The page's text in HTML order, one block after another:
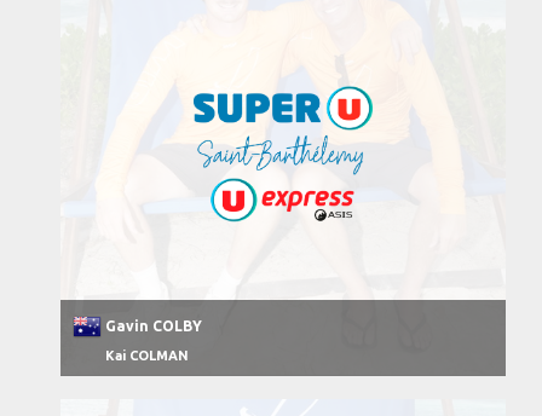
Gavin COLBY
Kai COLMAN